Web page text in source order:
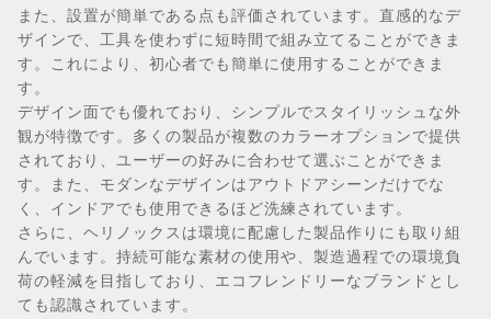
また、設置が簡単である点も評価されています。直感的なデ
ザインで、工具を使わずに短時間で組み立てることができま
す。これにより、初心者でも簡単に使用することができま
す。
デザイン面でも優れており、シンプルでスタイリッシュな外
観が特徴です。多くの製品が複数のカラーオプションで提供
されており、ユーザーの好みに合わせて選ぶことができま
す。また、モダンなデザインはアウトドアシーンだけでな
く、インドアでも使用できるほど洗練されています。
さらに、ヘリノックスは環境に配慮した製品作りにも取り組
んでいます。持続可能な素材の使用や、製造過程での環境負
荷の軽減を目指しており、エコフレンドリーなブランドとし
ても認識されています。